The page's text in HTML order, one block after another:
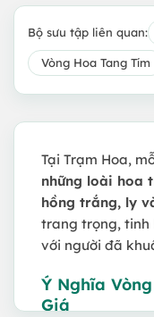
Bộ sưu tập liên quan:
Vòng Hoa Tang Tím
Tại Trạm Hoa,
những loài hoa
hồng trắng, ly
trang trọng, tinh
với người đã
Ý Nghĩa
Giá